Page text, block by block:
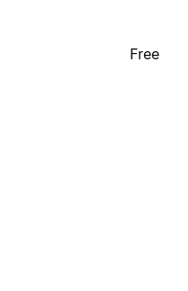
Free